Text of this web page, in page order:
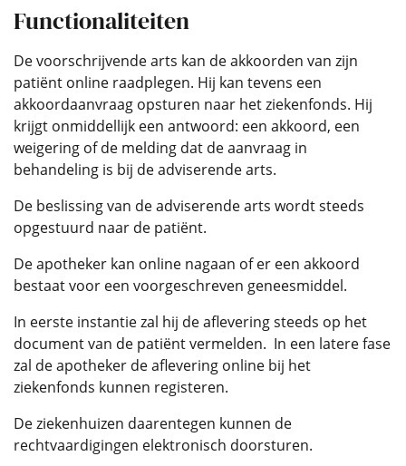
Functionaliteiten
De voorschrijvende arts kan de akkoorden van zijn
patiënt online raadplegen. Hij kan tevens een
akkoordaanvraag opsturen naar het ziekenfonds. Hij
krijgt onmiddellijk een antwoord: een akkoord, een
weigering of de melding dat de aanvraag in
behandeling is bij de adviserende arts.
De beslissing van de adviserende arts wordt steeds
opgestuurd naar de patiënt.
De apotheker kan online nagaan of er een akkoord
bestaat voor een voorgeschreven geneesmiddel.
In eerste instantie zal hij de aflevering steeds op het
document van de patiënt vermelden. In een latere fase
zal de apotheker de aflevering online bij het
ziekenfonds kunnen registeren.
De ziekenhuizen daarentegen kunnen de
rechtvaardigingen elektronisch doorsturen.